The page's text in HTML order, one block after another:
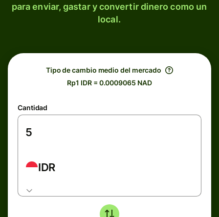
para enviar, gastar y convertir dinero como un
local.
Tipo de cambio medio del mercado
Rp1 IDR = 0.0009065 NAD
Cantidad
IDR